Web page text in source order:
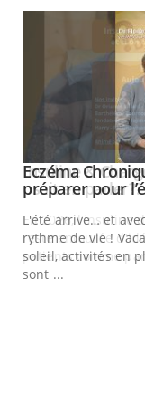
Youtube
Eczéma
préparer pour
L'été arrive… et
rythme de vie !
soleil, activités en
sont ...